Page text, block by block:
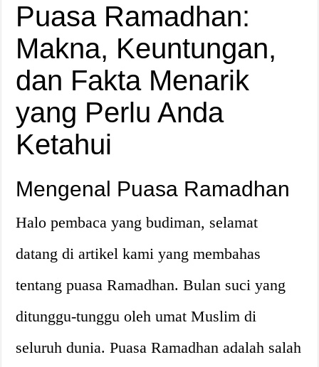
Puasa Ramadhan:
Makna, Keuntungan,
dan Fakta Menarik
yang Perlu Anda
Ketahui
Mengenal Puasa Ramadhan
Halo pembaca yang budiman, selamat
datang di artikel kami yang membahas
tentang puasa Ramadhan. Bulan suci yang
ditunggu-tunggu oleh umat Muslim di
seluruh dunia. Puasa Ramadhan adalah salah